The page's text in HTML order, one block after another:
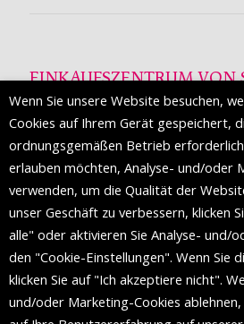
EINKAUFSZENTRUM VON
Die Mall of Split
ist ein
etwa 200 Einzelhandelsmarken und
Weltmodemarken, die zum ersten Mal
FOLGEN SIE UNS
Wenn Sie unsere Website besuchen,
Cookies auf Ihrem Gerät gespeichert,
ordnungsgemäßen Betrieb erforderlich
erlauben möchten, Analyse- und/oder
verwenden, um die Qualität der
unser Geschäft zu verbessern, klicken
alle" oder aktivieren Sie Analyse- und/
den "Cookie-Einstellungen". Wenn Sie
klicken Sie auf "Ich akzeptiere nicht".
und/oder Marketing-Cookies